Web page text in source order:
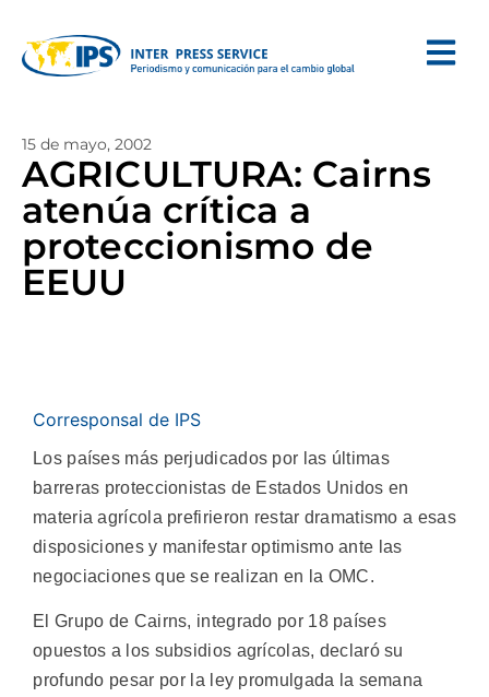
15 de mayo, 2002
AGRICULTURA: Cairns
atenúa crítica a
proteccionismo de
EEUU
Corresponsal de IPS
Los países más perjudicados por las últimas
barreras proteccionistas de Estados Unidos en
materia agrícola prefirieron restar dramatismo a esas
disposiciones y manifestar optimismo ante las
negociaciones que se realizan en la OMC.
El Grupo de Cairns, integrado por 18 países
opuestos a los subsidios agrícolas, declaró su
profundo pesar por la ley promulgada la semana